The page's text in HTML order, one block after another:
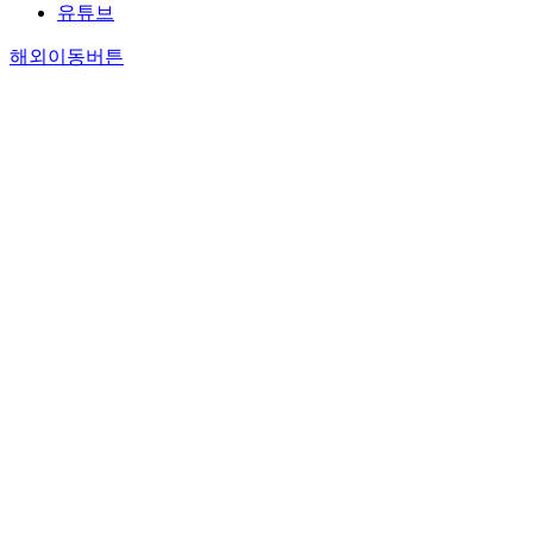
유튜브
해외이동버튼